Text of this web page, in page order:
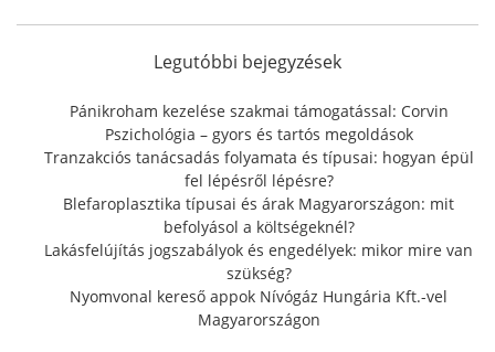
f
r
:
Legutóbbi bejegyzések
Pánikroham kezelése szakmai támogatással: Corvin
Pszichológia – gyors és tartós megoldások
Tranzakciós tanácsadás folyamata és típusai: hogyan épül
fel lépésről lépésre?
Blefaroplasztika típusai és árak Magyarországon: mit
befolyásol a költségeknél?
Lakásfelújítás jogszabályok és engedélyek: mikor mire van
szükség?
Nyomvonal kereső appok Nívógáz Hungária Kft.-vel
Magyarországon